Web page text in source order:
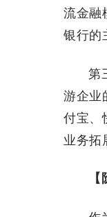
流金融
银行的
第
游企业
付宝、
业务拓